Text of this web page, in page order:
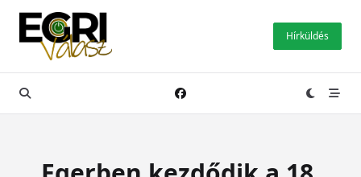
Skip
content
Hírküldés